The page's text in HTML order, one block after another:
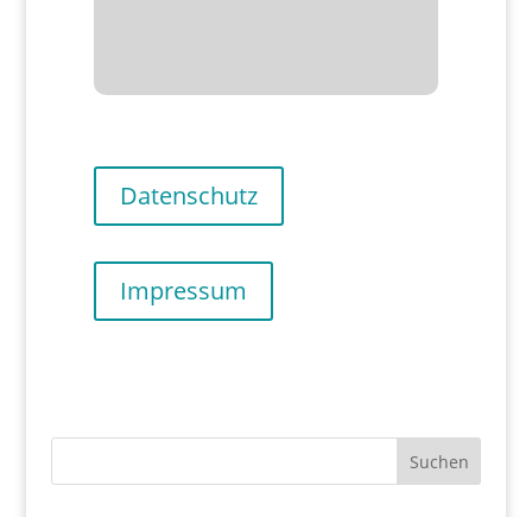
Datenschutz
Impressum